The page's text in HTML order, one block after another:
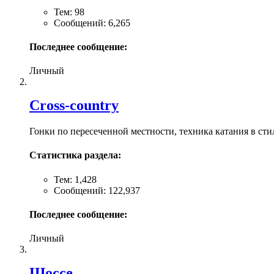
Тем: 98
Сообщений: 6,265
Последнее сообщение:
Личный
Cross-сountry
Гонки по пересеченной местности, техника катания в
Статистика раздела:
Тем: 1,428
Сообщений: 122,937
Последнее сообщение:
Личный